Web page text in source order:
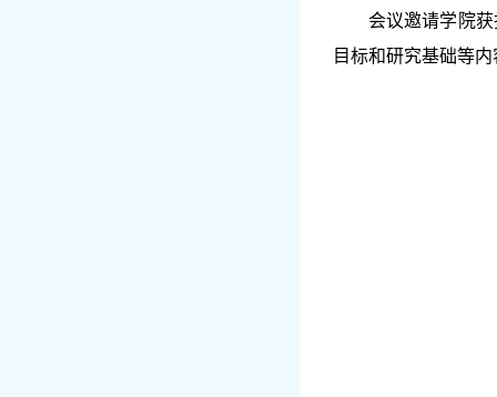
会议邀请学院
目标和研究基础等